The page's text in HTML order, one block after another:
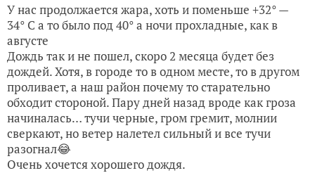
У нас продолжается жара, хоть и поменьше +32° —
34° С а то было под 40° а ночи прохладные, как в
августе
Дождь так и не пошел, скоро 2 месяца будет без
дождей. Хотя, в городе то в одном месте, то в другом
проливает, а наш район почему то старательно
обходит стороной. Пару дней назад вроде как гроза
начиналась… тучи черные, гром гремит, молнии
сверкают, но ветер налетел сильный и все тучи
разогнал😂
Очень хочется хорошего дождя.